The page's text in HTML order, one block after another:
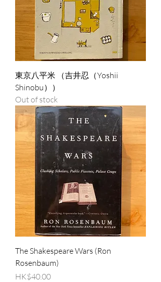
東京八平米 （吉井忍（Yoshii
Shinobu））
Out of stock
The Shakespeare Wars (Ron
Rosenbaum)
Price
HK$40.00